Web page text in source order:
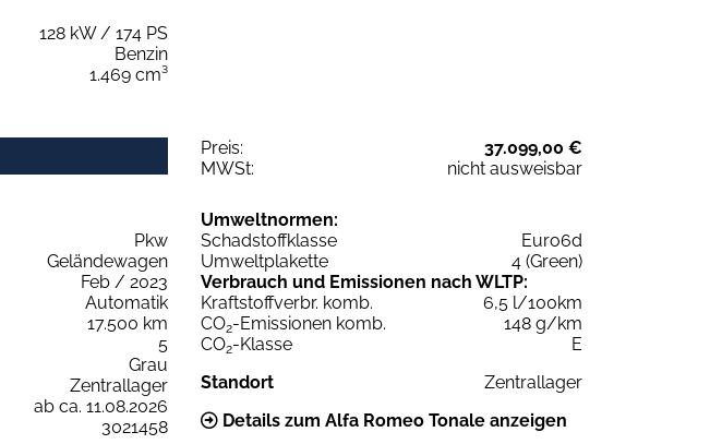
128 kW / 174 PS
Benzin
1.469 cm³
Preis:
37.099,00 €
MWSt:
nicht ausweisbar
Pkw
Geländewagen
Feb / 2023
Automatik
17.500 km
5
Grau
Zentrallager
ab ca. 11.08.2026
3021458
Umweltnormen:
Schadstoffklasse
Euro6d
Umweltplakette
4 (Green)
Verbrauch und Emissionen nach WLTP:
Kraftstoffverbr. komb.
6,5 l/100km
CO2-Emissionen komb.
148 g/km
CO2-Klasse
E
Standort
Zentrallager
Details zum Alfa Romeo Tonale anzeigen